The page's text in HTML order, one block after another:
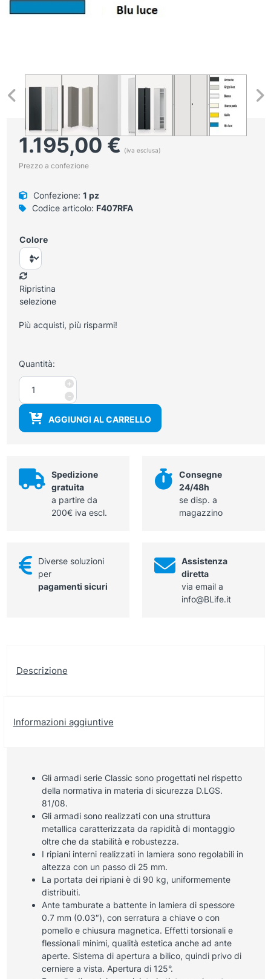
1.195,00€ (iva esclusa)
Prezzo a confezione
Confezione: 1 pz
Codice articolo: F407RFA
Colore
Ripristina
selezione
Più acquisti, più risparmi!
Quantità:
-
Armadio
metallo
ante
100x60x203
cm
+
AGGIUNGI AL CARRELLO
Spedizione
gratuita
a partire da
200€ iva escl.
Consegne
24/48h
se disp. a
magazzino
Diverse soluzioni
per
pagamenti sicuri
Assistenza
diretta
via email a
info@BLife.it
Descrizione
Informazioni aggiuntive
Gli armadi serie Classic sono progettati nel rispetto
della normativa in materia di sicurezza D.LGS.
81/08.
Gli armadi sono realizzati con una struttura
metallica caratterizzata da rapidità di montaggio
oltre che da stabilità e robustezza.
I ripiani interni realizzati in lamiera sono regolabili in
altezza con un passo di 25 mm.
La portata dei ripiani è di 90 kg, uniformemente
distribuiti.
Ante tamburate a battente in lamiera di spessore
0.7 mm (0.03″), con serratura a chiave o con
pomello e chiusura magnetica. Effetti torsionali e
flessionali minimi, qualità estetica anche ad ante
aperte. Sistema di apertura a bilico, quindi privo di
cerniere a vista. Apertura di 125°.